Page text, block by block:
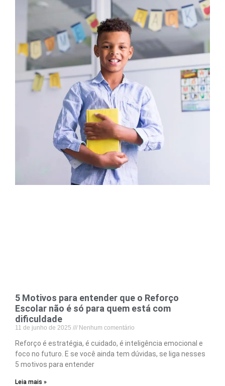
5 Motivos para entender que o Reforço
Escolar não é só para quem está com
dificuldade
11 de junho de 2025 Nenhum comentário
Reforço é estratégia, é cuidado, é inteligência emocional e
foco no futuro. E se você ainda tem dúvidas, se liga nesses
5 motivos para entender
Leia mais »